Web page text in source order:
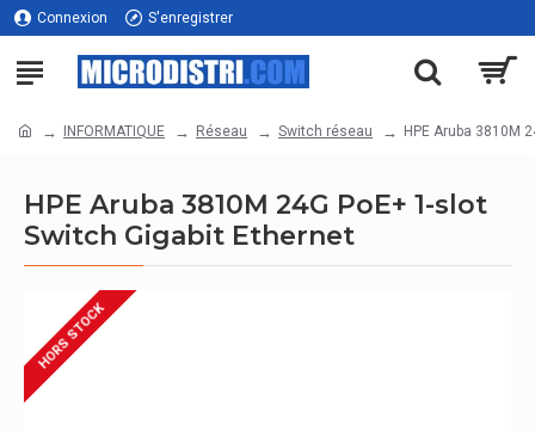
Connexion S'enregistrer
INFORMATIQUE Réseau Switch réseau HPE Aruba 3810M
HPE Aruba 3810M 24G PoE+ 1-slot
Switch Gigabit Ethernet
HORS STOCK